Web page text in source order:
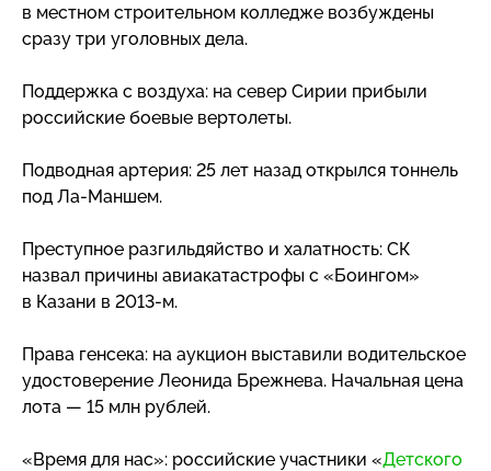
в местном строительном колледже возбуждены
сразу три уголовных дела.
Поддержка с воздуха: на север Сирии прибыли
российские боевые вертолеты.
Подводная артерия: 25 лет назад открылся тоннель
под Ла-Маншем.
Преступное разгильдяйство и халатность: СК
назвал причины авиакатастрофы с «Боингом»
в Казани в 2013-м.
Права генсека: на аукцион выставили водительское
удостоверение Леонида Брежнева. Начальная цена
лота — 15 млн рублей.
«Время для нас»: российские участники «Детского